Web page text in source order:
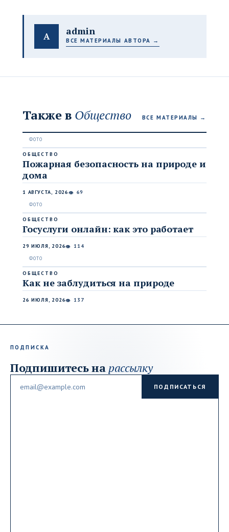
A admin
ВСЕ МАТЕРИАЛЫ АВТОРА →
Также в Общество ВСЕ МАТЕРИАЛЫ →
ОБЩЕСТВО
Пожарная безопасность на природе и
дома
1 АВГУСТА, 2026👁 69
ОБЩЕСТВО
Госуслуги онлайн: как это работает
29 ИЮЛЯ, 2026👁 114
ОБЩЕСТВО
Как не заблудиться на природе
26 ИЮЛЯ, 2026👁 137
ПОДПИСКА
Подпишитесь на рассылку
ПОДПИСАТЬСЯ